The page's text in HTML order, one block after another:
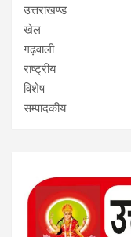
उत्तराखण्ड
खेल
गढ़वाली
राष्ट्रीय
विशेष
सम्पादकीय